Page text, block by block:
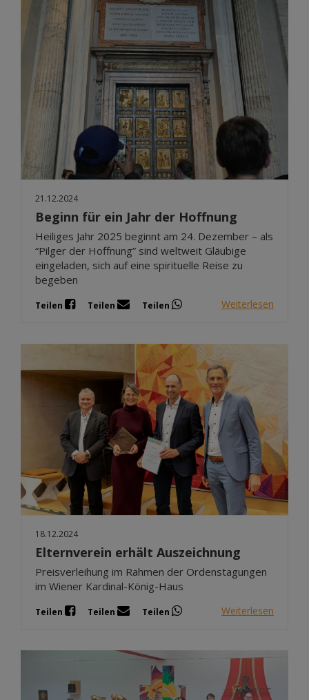
21.12.2024
Beginn für ein Jahr der Hoffnung
Heiliges Jahr 2025 beginnt am 24. Dezember – als
“Pilger der Hoffnung” sind weltweit Gläubige
eingeladen, sich auf eine spirituelle Reise zu
begeben
Teilen Teilen Teilen Weiterlesen
18.12.2024
Elternverein erhält Auszeichnung
Preisverleihung im Rahmen der Ordenstagungen
im Wiener Kardinal-König-Haus
Teilen Teilen Teilen Weiterlesen